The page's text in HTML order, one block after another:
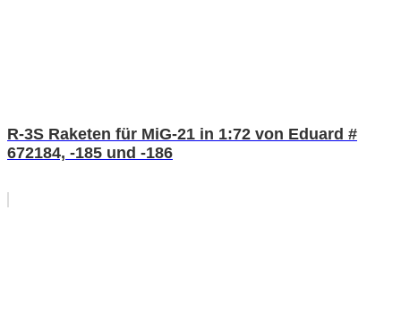
R-3S Raketen für MiG-21 in 1:72 von Eduard #
672184, -185 und -186